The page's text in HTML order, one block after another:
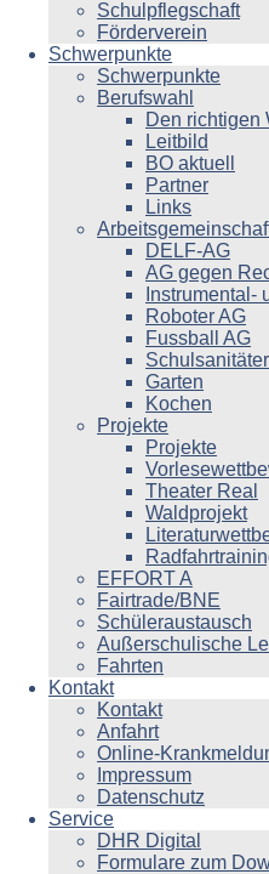
Schulpflegschaft
Förderverein
Schwerpunkte
Schwerpunkte
Berufswahl
Den richtigen
Leitbild
BO aktuell
Partner
Links
DELF-AG
AG gegen
Instrumental-
Roboter AG
Fussball AG
Schulsanitäter
Garten
Kochen
Projekte
Projekte
Theater Real
Waldprojekt
EFFORT A
Fairtrade/BNE
Schüleraustausch
Außerschulische
Fahrten
Kontakt
Kontakt
Anfahrt
Online-
Impressum
Datenschutz
Service
DHR Digital
Formulare zum